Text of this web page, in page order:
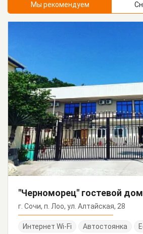
Мы рекомендуем
"Черноморец" гостевой дом
г. Сочи, п. Лоо, ул. Алтайская, 28
Интернет Wi-Fi Автостоянка